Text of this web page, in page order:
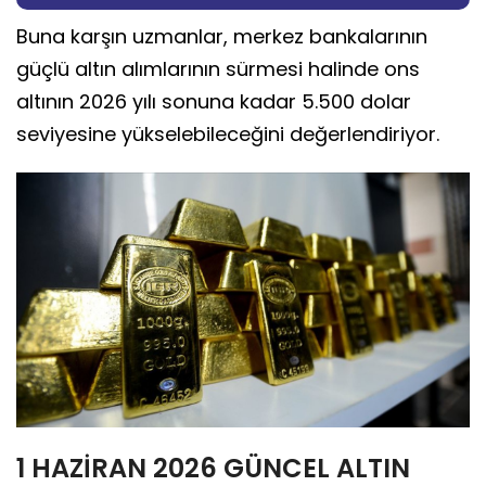
Buna karşın uzmanlar, merkez bankalarının
güçlü altın alımlarının sürmesi halinde ons
altının 2026 yılı sonuna kadar 5.500 dolar
seviyesine yükselebileceğini değerlendiriyor.
1 HAZİRAN 2026 GÜNCEL ALTIN